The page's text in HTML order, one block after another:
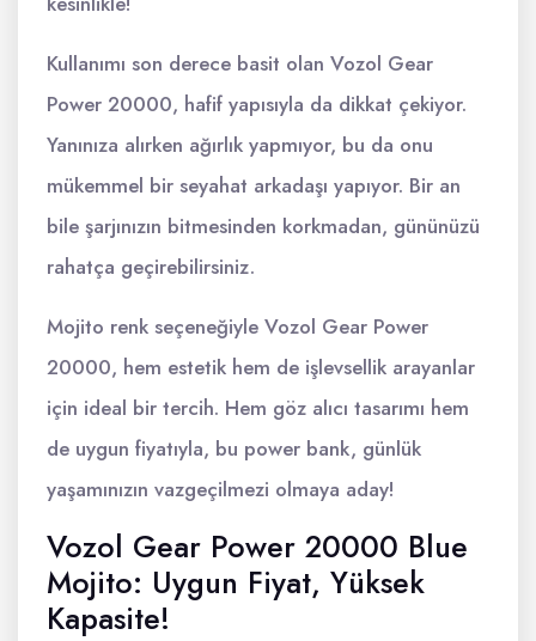
Kullanımı son derece basit olan Vozol Gear
Power 20000, hafif yapısıyla da dikkat çekiyor.
Yanınıza alırken ağırlık yapmıyor, bu da onu
mükemmel bir seyahat arkadaşı yapıyor. Bir an
bile şarjınızın bitmesinden korkmadan, gününüzü
rahatça geçirebilirsiniz.
Mojito renk seçeneğiyle Vozol Gear Power
20000, hem estetik hem de işlevsellik arayanlar
için ideal bir tercih. Hem göz alıcı tasarımı hem
de uygun fiyatıyla, bu power bank, günlük
yaşamınızın vazgeçilmezi olmaya aday!
Vozol Gear Power 20000 Blue
Mojito: Uygun Fiyat, Yüksek
Kapasite!